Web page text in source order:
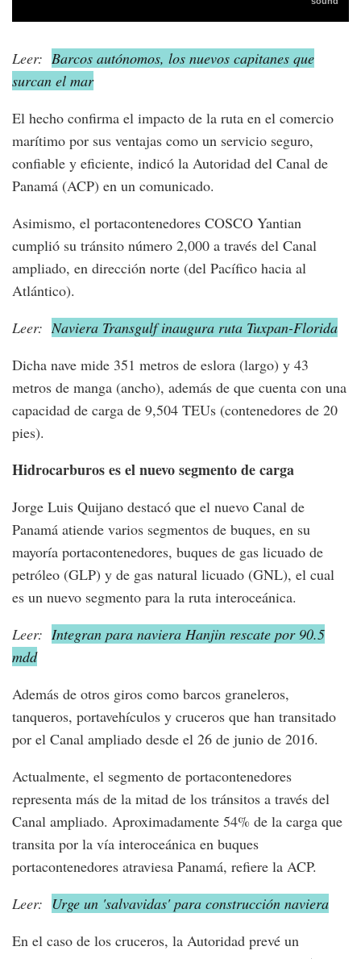
Leer: Barcos autónomos, los nuevos capitanes que
surcan el mar
El hecho confirma el impacto de la ruta en el comercio
marítimo por sus ventajas como un servicio seguro,
confiable y eficiente, indicó la Autoridad del Canal de
Panamá (ACP) en un comunicado.
Asimismo, el portacontenedores COSCO Yantian
cumplió su tránsito número 2,000 a través del Canal
ampliado, en dirección norte (del Pacífico hacia al
Atlántico).
Leer: Naviera Transgulf inaugura ruta Tuxpan-Florida
Dicha nave mide 351 metros de eslora (largo) y 43
metros de manga (ancho), además de que cuenta con una
capacidad de carga de 9,504 TEUs (contenedores de 20
pies).
Hidrocarburos es el nuevo segmento de carga
Jorge Luis Quijano destacó que el nuevo Canal de
Panamá atiende varios segmentos de buques, en su
mayoría portacontenedores, buques de gas licuado de
petróleo (GLP) y de gas natural licuado (GNL), el cual
es un nuevo segmento para la ruta interoceánica.
Leer: Integran para naviera Hanjin rescate por 90.5
mdd
Además de otros giros como barcos graneleros,
tanqueros, portavehículos y cruceros que han transitado
por el Canal ampliado desde el 26 de junio de 2016.
Actualmente, el segmento de portacontenedores
representa más de la mitad de los tránsitos a través del
Canal ampliado. Aproximadamente 54% de la carga que
transita por la vía interoceánica en buques
portacontenedores atraviesa Panamá, refiere la ACP.
Leer: Urge un 'salvavidas' para construcción naviera
En el caso de los cruceros, la Autoridad prevé un